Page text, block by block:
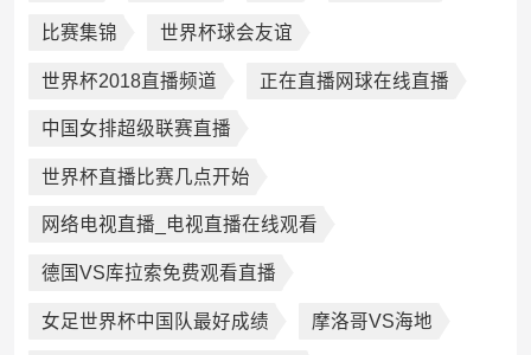
比赛集锦 世界杯球会友谊
世界杯2018直播频道 正在直播网球在线直播
中国女排超级联赛直播
世界杯直播比赛几点开始
网络电视直播_电视直播在线观看
德国VS库拉索免费观看直播
女足世界杯中国队最好成绩 摩洛哥VS海地